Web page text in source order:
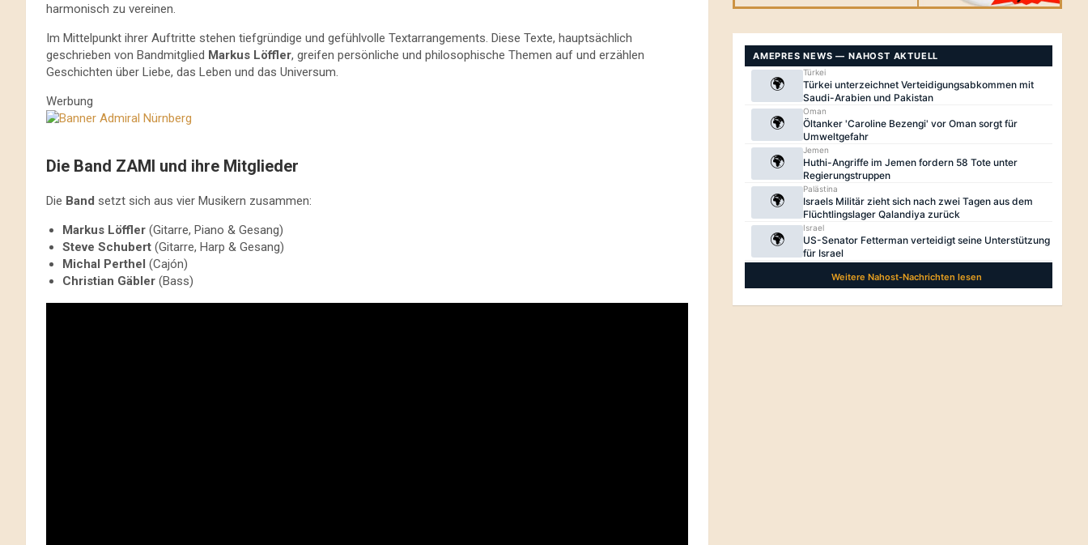
harmonisch zu vereinen.
Im Mittelpunkt ihrer Auftritte stehen tiefgründige und gefühlvolle Textarrangements. Diese Texte, hauptsächlich
geschrieben von Bandmitglied Markus Löffler, greifen persönliche und philosophische Themen auf und erzählen
Geschichten über Liebe, das Leben und das Universum.
Werbung
Die Band ZAMI und ihre Mitglieder
Die Band setzt sich aus vier Musikern zusammen:
Markus Löffler (Gitarre, Piano & Gesang)
Steve Schubert (Gitarre, Harp & Gesang)
Michal Perthel (Cajón)
Christian Gäbler (Bass)